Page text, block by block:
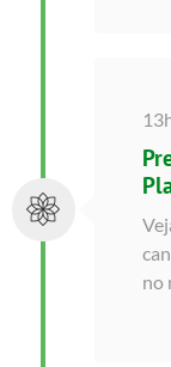
no